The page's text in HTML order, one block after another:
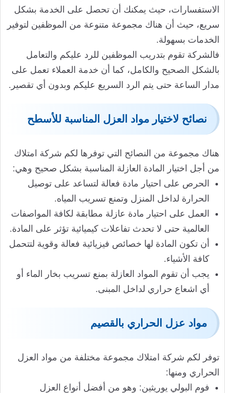
الاستفسارات، حيث يمكنك أن تحصل على الخدمة بشكل
سريع، حيث أن هناك مجموعة متنوعة من الموظفين لتوفير
الخدمات بسهولة.
فالشركة تقوم بتدريب الموظفين للرد عليكم والتعامل
بالشكل الصحيح والكامل، كما أن خدمة العملاء تعمل على
مدار الساعة حتى يتم الرد السريع عليكم وبدون أي تقصير.
نصائح لاختيار مواد العزل المناسبة للأسطح
هناك مجموعة من النصائح التي توفرها لكم شركة امتلاك
من أجل اختيار المادة العازلة المناسبة بشكل صحيح وهي:
الحرص على احتيار مادة فعالة لتساعد على توصيل
الحرارة لداخل المنزل وتمنع تسريب المياه.
العمل على احتيار مادة عازلة مطابقة لكافة المواصفات
العالمية حتى لا تحدث تفاعلات كيميائية تؤثر على المادة.
أن تكون المادة لها خصائص فيزيائية فعالة وقوية لتتحمل
كافة الأشياء.
يجب أن تقوم المواد العازلة بمنع تسريب بخار الماء أو
أي اشعاع حراري لداخل المبنى.
مواد عزل الحراري بالقصيم
توفر لكم شركة امتلاك مجموعة مختلفة من مواد العزل
الحراري ومنها:
فوم البولي يوريثين: وهو من أفضل أنواع العزل